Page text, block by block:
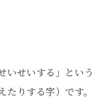
いせいする」と
りする字）です